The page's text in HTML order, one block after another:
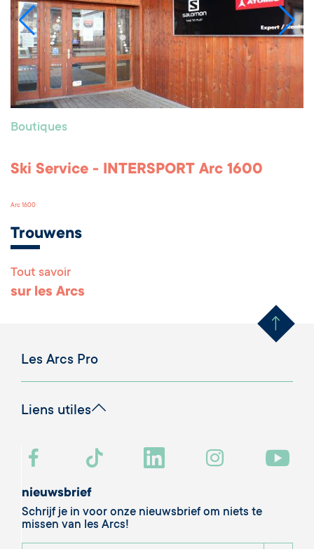
Boutiques
Ski Service - INTERSPORT Arc 1600
Arc 1600
Trouwens
Tout savoir
sur les Arcs Remonter
Les Arcs Pro
Liens utiles
nieuwsbrief
Schrijf je in voor onze nieuwsbrief om niets te
missen van les Arcs!